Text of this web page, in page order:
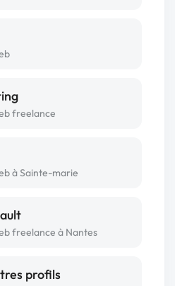
freelance
à Sainte-marie
freelance à Nantes
profils